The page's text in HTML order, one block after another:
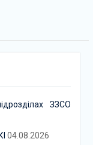
ЗЗСО
04.08.2026